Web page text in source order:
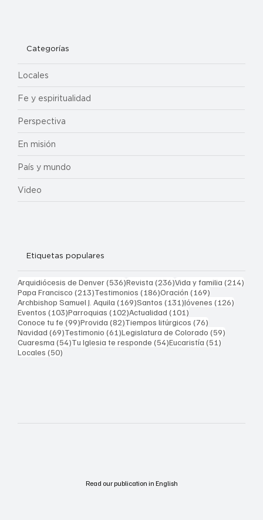
Categorías
Locales
Fe y espiritualidad
Perspectiva
En misión
País y mundo
Video
Etiquetas populares
Arquidiócesis de Denver(536)536 entradas
Revista (236)236 entradas
Vida y familia (214)
Papa Francisco (213)213 entradas
Testimonios (186)186 entradas
Oración (169)
Archbishop Samuel J. Aquila (169)169 entradas
Santos (131)131 entradas
Jóvenes (126)
Eventos (103)103 entradas
Parroquias (102)102 entradas
Actualidad (101)
Conoce tu fe (99)99 entradas
Provida (82)82 entradas
Tiempos litúrgicos (76)
Navidad (69)69 entradas
Testimonio (61)61 entradas
Legislatura de Colorado (59)
Cuaresma (54)54 entradas
Tu Iglesia te responde (54)54 entradas
Eucaristía (51)
Locales (50)
Read our publication in English